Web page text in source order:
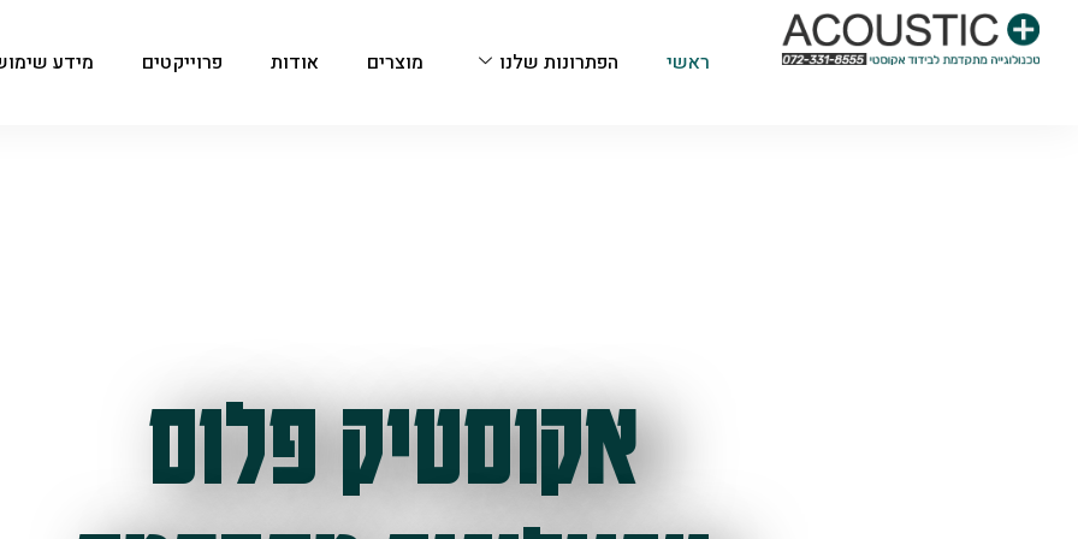
ראשי הפתרונות שלנו מוצרים אודות פרוייקטים מידע
אקוסטיק פלוס